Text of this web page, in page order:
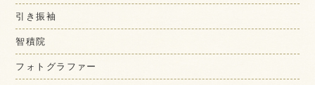
引き振袖
智積院
フォトグラファー